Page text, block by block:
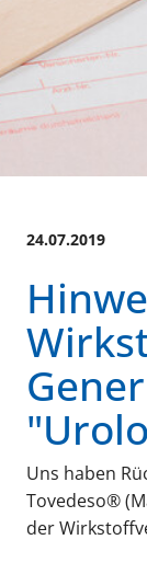
24.07.2019
Uns haben
Tovedeso®
der